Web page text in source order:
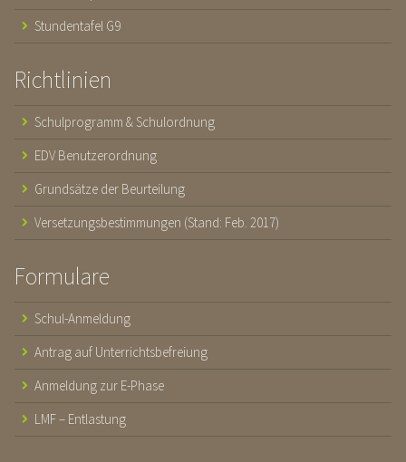
Stundentafel G9
Richtlinien
Schulprogramm & Schulordnung
EDV Benutzerordnung
Grundsätze der Beurteilung
Versetzungsbestimmungen (Stand: Feb. 2017)
Formulare
Schul-Anmeldung
Antrag auf Unterrichtsbefreiung
Anmeldung zur E-Phase
LMF – Entlastung